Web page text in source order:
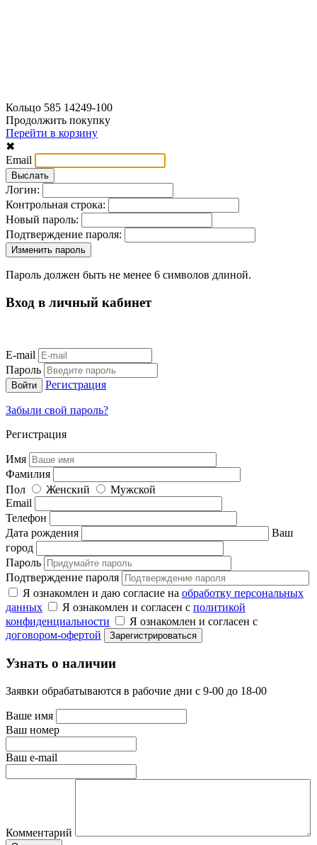
Кольцо 585 14249-100
Продолжить покупку
Перейти в корзину
✖
Email
Логин:
Контрольная строка:
Новый пароль:
Подтверждение пароля:
Пароль должен быть не менее 6 символов длиной.
Вход в личный кабинет
E-mail
Пароль
Регистрация
Забыли свой пароль?
Регистрация
Имя
Фамилия
Пол
Женский
Мужской
Email
Телефон
Дата рождения
Ваш
город
Пароль
Подтверждение пароля
Я ознакомлен и даю согласие на обработку персональных
данных
Я ознакомлен и согласен с политикой
конфиденциальности
Я ознакомлен и согласен с
договором-офертой
Узнать о наличии
Заявки обрабатываются в рабочие дни с 9-00 до 18-00
Ваше имя
Ваш номер
Ваш e-mail
Комментарий